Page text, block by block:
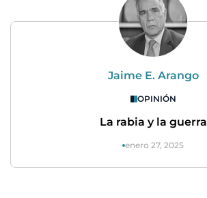
Jaime E. Arango
OPINIÓN
La rabia y la guerra
enero 27, 2025